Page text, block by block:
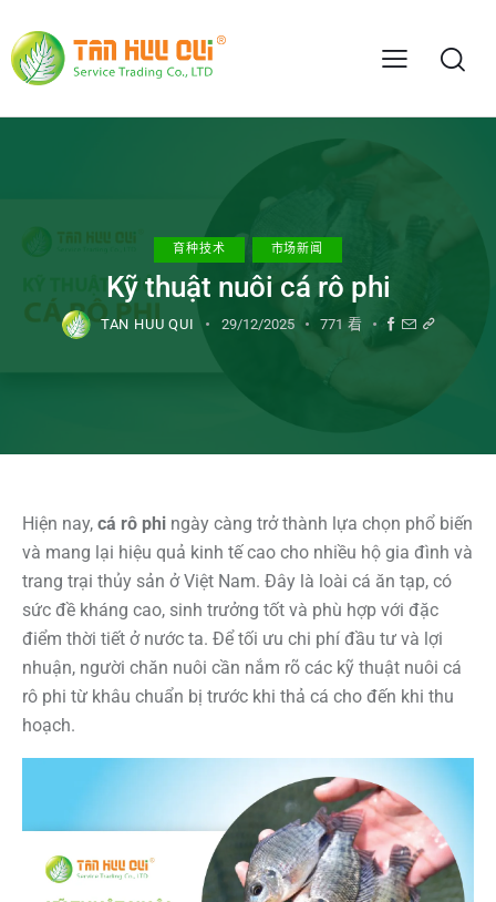
育种技术 市场新闻
Kỹ thuật nuôi cá rô phi
TAN HUU QUI 29/12/2025 771 看
Hiện nay, cá rô phi ngày càng trở thành lựa chọn phổ biến
và mang lại hiệu quả kinh tế cao cho nhiều hộ gia đình và
trang trại thủy sản ở Việt Nam. Đây là loài cá ăn tạp, có
sức đề kháng cao, sinh trưởng tốt và phù hợp với đặc
điểm thời tiết ở nước ta. Để tối ưu chi phí đầu tư và lợi
nhuận, người chăn nuôi cần nắm rõ các kỹ thuật nuôi cá
rô phi từ khâu chuẩn bị trước khi thả cá cho đến khi thu
hoạch.